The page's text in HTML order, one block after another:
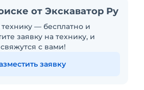
от Экскаватор Ру
— бесплатно и
заявку на технику, и
с вами!
заявку